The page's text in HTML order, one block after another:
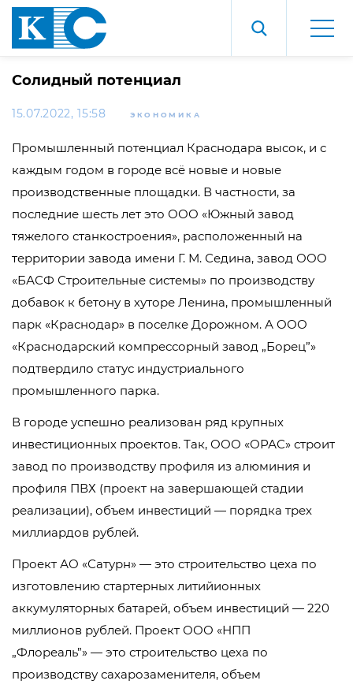
Солидный потенциал
15.07.2022, 15:58 ЭКОНОМИКА
Промышленный потенциал Краснодара высок, и с
каждым годом в городе всё новые и новые
производственные площадки. В частности, за
последние шесть лет это ООО «Южный завод
тяжелого станкостроения», расположенный на
территории завода имени Г. М. Седина, завод ООО
«БАСФ Строительные системы» по производству
добавок к бетону в хуторе Ленина, промышленный
парк «Краснодар» в поселке Дорожном. А ООО
«Краснодарский компрессорный завод „Борец”»
подтвердило статус индустриального
промышленного парка.
В городе успешно реализован ряд крупных
инвестиционных проектов. Так, ООО «ОРАС» строит
завод по производству профиля из алюминия и
профиля ПВХ (проект на завершающей стадии
реализации), объем инвестиций — порядка трех
миллиардов рублей.
Проект АО «Сатурн» — это строительство цеха по
изготовлению стартерных литийионных
аккумуляторных батарей, объем инвестиций — 220
миллионов рублей. Проект ООО «НПП
„Флореаль”» — это строительство цеха по
производству сахарозаменителя, объем